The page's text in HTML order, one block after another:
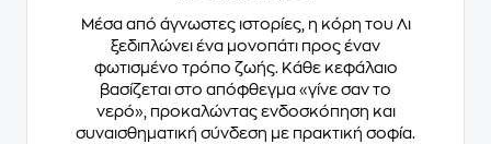
Μέσα από άγνωστες ιστορίες, η κόρη του Λι
ξεδιπλώνει ένα μονοπάτι προς έναν
φωτισμένο τρόπο ζωής. Κάθε κεφάλαιο
βασίζεται στο απόφθεγμα «γίνε σαν το
νερό», προκαλώντας ενδοσκόπηση και
συναισθηματική σύνδεση με πρακτική σοφία.